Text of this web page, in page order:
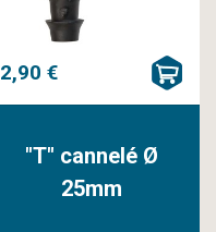
2,90 €
"T" cannelé Ø
25mm